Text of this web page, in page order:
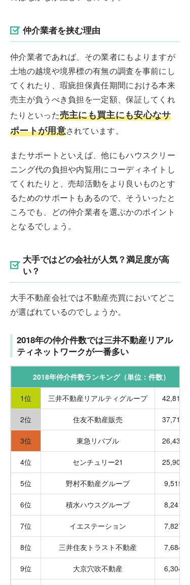
仲介業者を挟む理由
仲介業者であれば、その業者にもよりますが
土地の越境や境界標の有無の調査を事前にし
てくれたり、瑕疵担保責任期間における本来
売主が負うべき負担を一定額、保証してくれ
たりといった売主にも買主にも安心なサ
ポートが用意されています。
またサポートといえば、他にもハウスクリー
ニング代の負担や内覧用にコーディネイトし
てくれたりと、売却活動をより良いものとす
るためのサポートもあるので、そういったと
ころでも、どの仲介業者を選ぶかのポイント
となるでしょう。
大手ではどの会社が人気？満足度が高
い？
大手不動産会社では不動産売買においてどこ
が選ばれているのでしょうか。
2018年の仲介件数では三井不動産リアル
ティネットワークが一番多い
2018年仲介件数ランキング（単位：件数）
1位 三井不動産リアルティグループ 42,818
2位 住友不動産販売 37,715
3位 東急リバブル 26,437
4位 センチュリー21 25,902
5位 野村不動産グループ 9,515
6位 積水ハウスグループ 8,241
7位 イエステーション 7,827
8位 三井住友トラスト不動産 7,684
9位 大京穴吹不動産 6,304